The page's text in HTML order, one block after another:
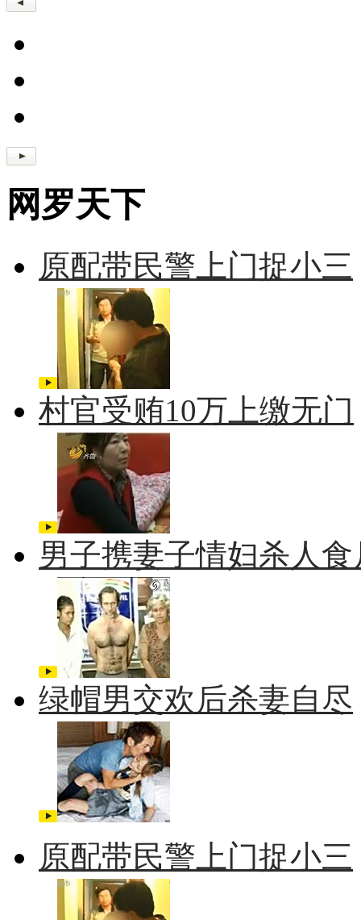
网罗天下
原配带民警上门捉小三
村官受贿10万上缴无门
男子携妻子情妇杀人食
绿帽男交欢后杀妻自尽
原配带民警上门捉小三